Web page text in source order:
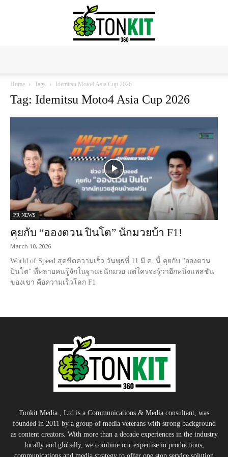
Home Tags Idemitsu Moto4 Asia Cup 2026
Tag: Idemitsu Moto4 Asia Cup 2026
PR NEWS
คุยกับ “อองตวน ปินโต” นักมวยบ้า F1!
March 10, 2026
World of Speed สุดขีดความเร็ว วันพุธที่ 11 มี.ค. นี้ คุยกับ "อองตวน
ปินโต" ที่หลายคนรู้จักในฐานะนักมวย แต่ใครจะรู้ว่าอีกหนึ่งแพสชัน
ของเขา คือความเร็วโลก F1
Tonkit Media., Ltd is a Communications & Media consultant, was
founded in 2011 by a group of media veterans with strong background
as content creators. With more than a decade experiences in the industry
locally and globally, we combine our expertise in productions,